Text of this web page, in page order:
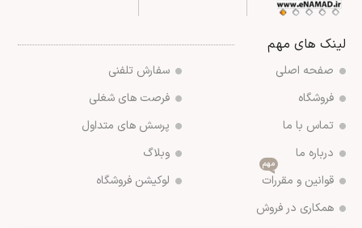
لینک های مهم
صفحه اصلی
فروشگاه
تماس با ما
درباره ما
قوانین و مقررات
مهم
همکاری در فروش
سفارش تلفنی
فرصت های شغلی
پرسش های متداول
وبلاگ
لوکیشن فروشگاه